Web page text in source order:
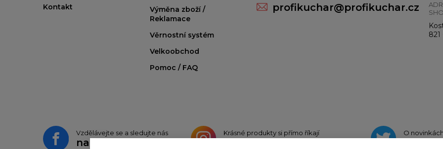
Kontakt
Výměna zboží /
Reklamace
Věrnostní systém
Velkoobchod
Pomoc / FAQ
profikuchar@profikuchar.cz
Vzdělávejte se a sledujte nás
na
Krásné produkty si přímo říkají O